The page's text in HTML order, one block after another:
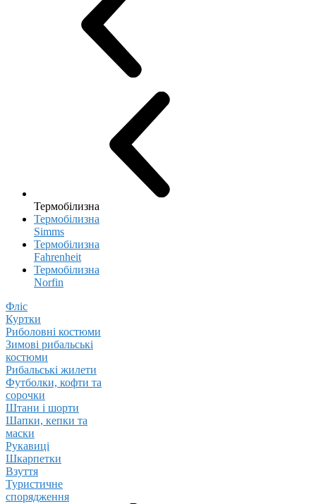
Термобілизна
Термобілизна
Simms
Термобілизна
Fahrenheit
Термобілизна
Norfin
Фліс
Куртки
Риболовні костюми
Зимові рибальські
костюми
Рибальські жилети
Футболки, кофти та
сорочки
Штани і шорти
Шапки, кепки та
маски
Рукавиці
Шкарпетки
Взуття
Туристичне
спорядження